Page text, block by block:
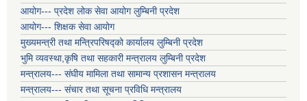
आयोग--- प्रदेश लोक सेवा आयोग लुम्बिनी प्रदेश
आयोग--- शिक्षक सेवा आयोग
मुख्यमन्त्री तथा मन्त्रिपरिषद्को कार्यालय लुम्बिनी प्रदेश
भुमि व्यवस्था,कृषि तथा सहकारी मन्त्रालय लुम्बिनी प्रदेश
मन्त्रालय--- संघीय मामिला तथा सामान्य प्रशासन मन्त्रालय
मन्त्रालय--- संचार तथा सूचना प्रविधि मन्त्रालय